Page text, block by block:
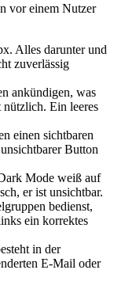
vor einem Nutzer
Alles darunter und
zuverlässig
ankündigen, was
Ein leeres
einen sichtbaren
Button
Mode weiß auf
er ist unsichtbar.
bedienst,
ein korrektes
in der
E-Mail oder